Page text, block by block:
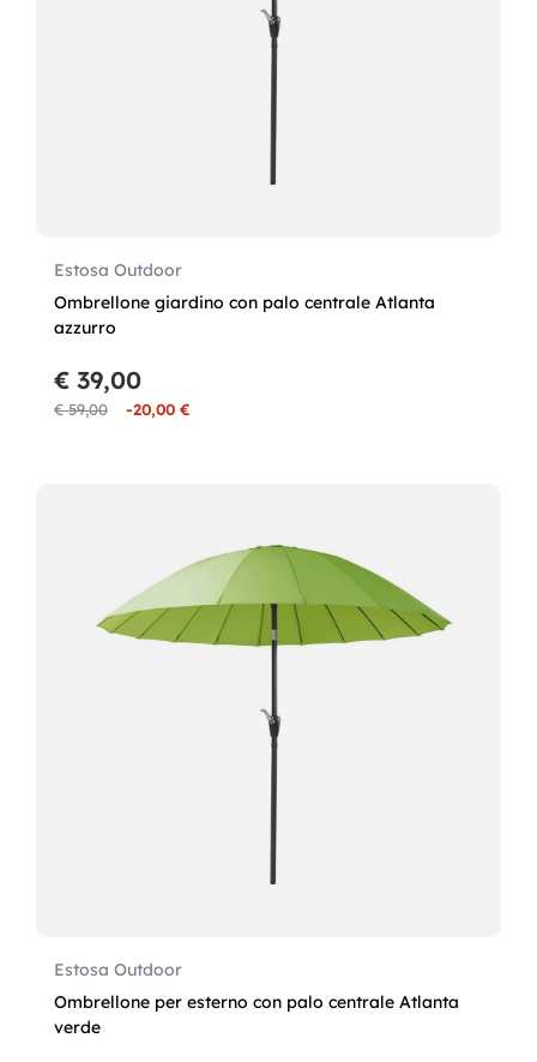
Estosa Outdoor
Ombrellone giardino con palo centrale Atlanta
azzurro
€ 59,00 -20,00 €
€ 39,00
Estosa Outdoor
Ombrellone per esterno con palo centrale Atlanta
verde